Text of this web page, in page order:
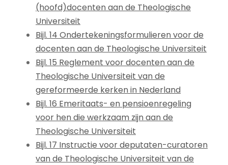
(hoofd)docenten aan de Theologische
Universiteit
Bijl. 14 Ondertekeningsformulieren voor de
docenten aan de Theologische Universiteit
Bijl. 15 Reglement voor docenten aan de
Theologische Universiteit van de
gereformeerde kerken in Nederland
Bijl. 16 Emeritaats- en pensioenregeling
voor hen die werkzaam zijn aan de
Theologische Universiteit
Bijl. 17 Instructie voor deputaten-curatoren
van de Theologische Universiteit van de